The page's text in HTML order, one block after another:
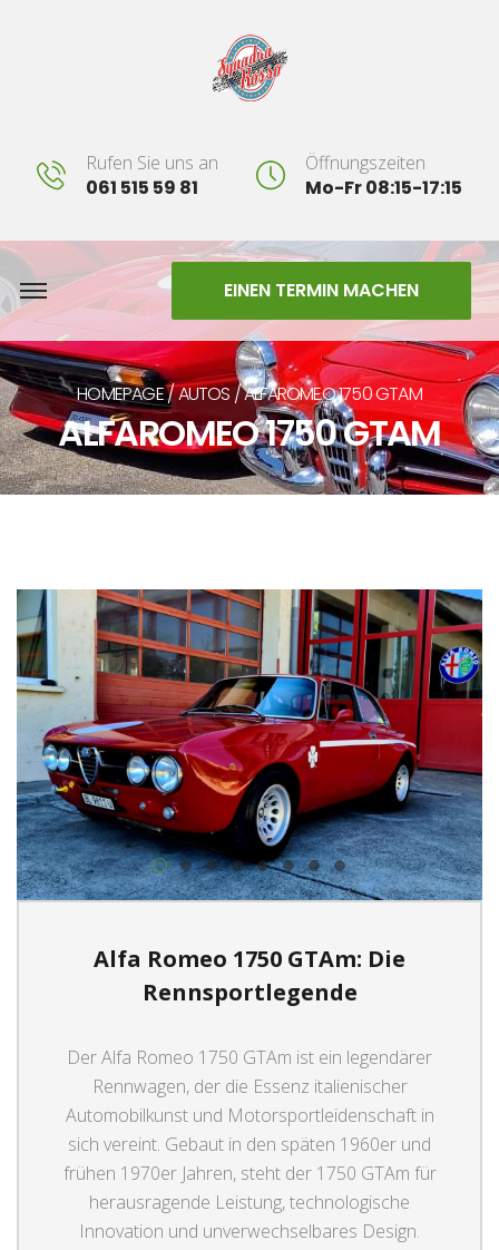
Rufen Sie uns an
061 515 59 81
Öffnungszeiten
Mo-Fr 08:15-17:15
EINEN TERMIN MACHEN
HOMEPAGE AUTOS ALFAROMEO 1750 GTAM
ALFAROMEO 1750 GTAM
Alfa Romeo 1750 GTAm: Die
Rennsportlegende
Der Alfa Romeo 1750 GTAm ist ein legendärer
Rennwagen, der die Essenz italienischer
Automobilkunst und Motorsportleidenschaft in
sich vereint. Gebaut in den späten 1960er und
frühen 1970er Jahren, steht der 1750 GTAm für
herausragende Leistung, technologische
Innovation und unverwechselbares Design.